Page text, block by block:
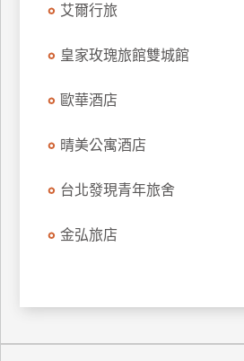
飯
艾爾行旅
皇家玫瑰旅館雙城館
歐華酒店
晴美公寓酒店
台北發現青年旅舍
金弘旅店